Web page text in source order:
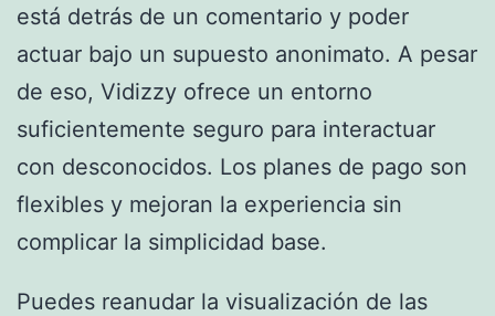
está detrás de un comentario y poder
actuar bajo un supuesto anonimato. A pesar
de eso, Vidizzy ofrece un entorno
suficientemente seguro para interactuar
con desconocidos. Los planes de pago son
flexibles y mejoran la experiencia sin
complicar la simplicidad base.
Puedes reanudar la visualización de las